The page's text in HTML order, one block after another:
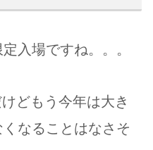
入場ですね。。。
どもう今年は大き
なることはなさそ